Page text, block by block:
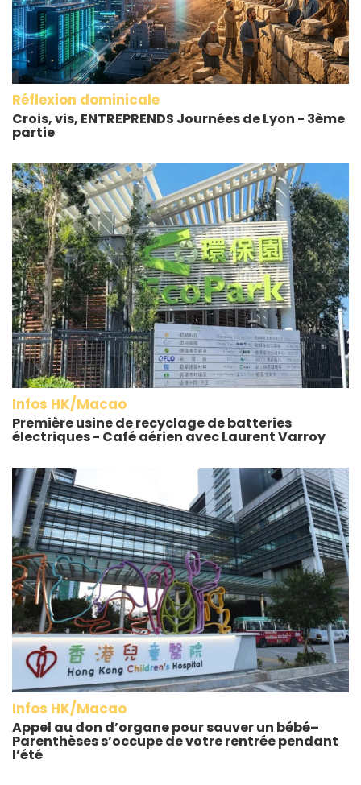
Réflexion dominicale
Crois, vis, ENTREPRENDS Journées de Lyon - 3ème
partie
Infos HK/Macao
Première usine de recyclage de batteries
électriques - Café aérien avec Laurent Varroy
Infos HK/Macao
Appel au don d’organe pour sauver un bébé–
Parenthèses s’occupe de votre rentrée pendant
l’été